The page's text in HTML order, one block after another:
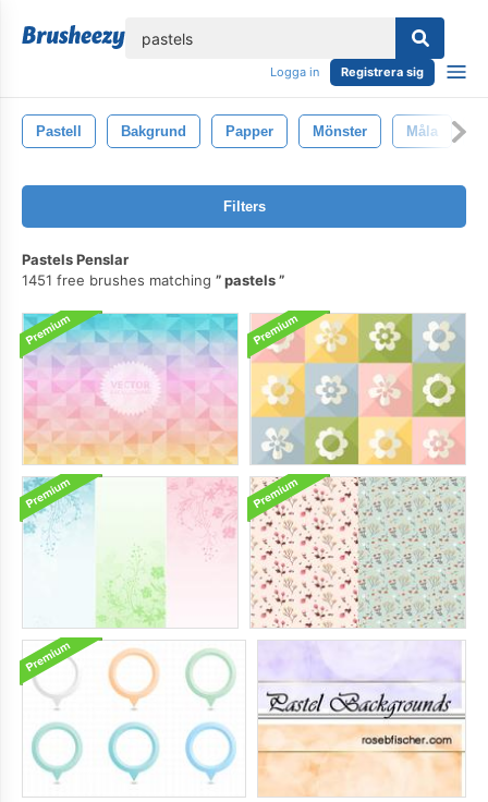
Logga in Registrera sig
Pastell Bakgrund Papper Mönster Måla
Filters
Pastels Penslar
1451 free brushes matching
pastels